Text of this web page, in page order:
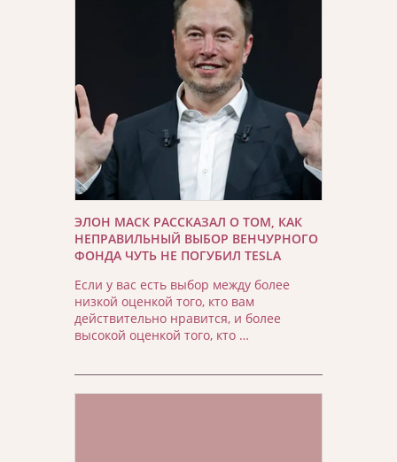
ЭЛОН МАСК РАССКАЗАЛ О ТОМ, КАК
НЕПРАВИЛЬНЫЙ ВЫБОР ВЕНЧУРНОГО
ФОНДА ЧУТЬ НЕ ПОГУБИЛ TESLA
Если у вас есть выбор между более
низкой оценкой того, кто вам
действительно нравится, и более
высокой оценкой того, кто …